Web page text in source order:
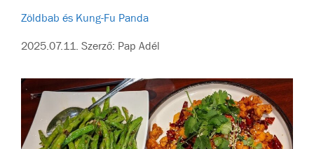
Zöldbab és Kung-Fu Panda
2025.07.11. Szerző: Pap Adél